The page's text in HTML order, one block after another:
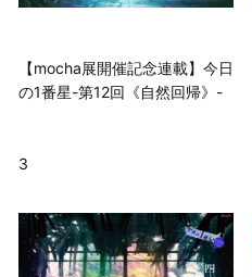
【mocha展開催記念連載】今日
の1番星-第12回《自然回帰》-
3